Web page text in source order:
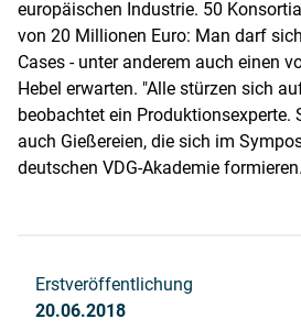
europäischen Industrie. 50
von 20 Millionen Euro: Man darf
Cases - unter anderem auch einen
Hebel erwarten. "Alle stürzen sich
beobachtet ein Produktionsexperte.
auch Gießereien, die sich im
deutschen VDG-Akademie formieren.
Erstveröffentlichung
20.06.2018